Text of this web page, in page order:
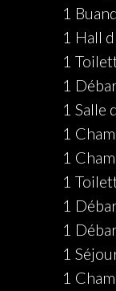
1
1 Hall
1
1
1 Salle
1
1
1
1
1
1
1